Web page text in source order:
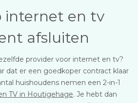
internet en tv
afsluiten
provider voor internet en tv?
dat er een goedkoper contract klaar
huishoudens nemen een 2-in-1
TV in Houtigehage. Je hebt dan